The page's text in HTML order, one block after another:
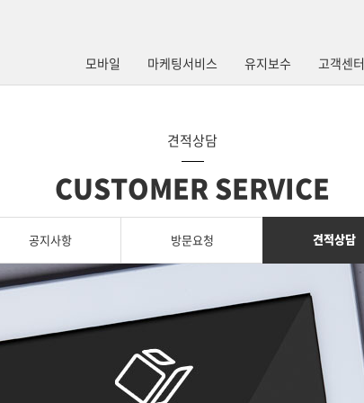
모바일 마케팅서비스 유지보수 고객센터
견적상담
CUSTOMER SERVICE
공지사항 방문요청 견적상담